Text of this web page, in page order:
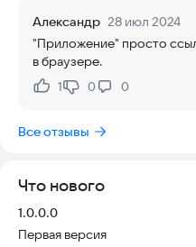
Абзац – актуально,
дня.
Александр 28 июл 2024
"Приложение" просто
в браузере.
Нравится:
1Не нравится:
0 0
Все отзывы
Что нового
Версия:
1.0.0.0
Первая версия